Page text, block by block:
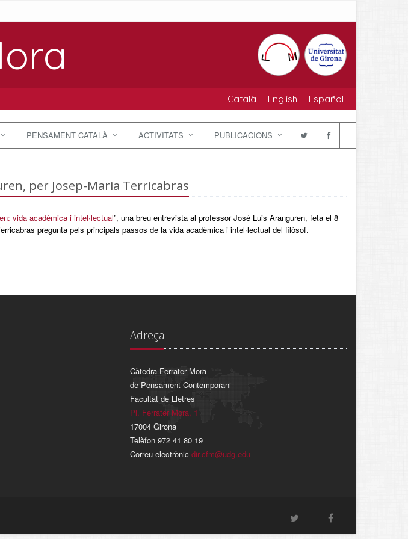
Català English Español
PENSAMENT CATALÀ ACTIVITATS PUBLICACIONS
per Josep-Maria Terricabras
vida acadèmica i intel·lectual”, una breu entrevista al professor José Luis Aranguren, feta el 8
pregunta pels principals passos de la vida acadèmica i intel·lectual del filòsof.
Adreça
Càtedra Ferrater Mora
de Pensament Contemporani
Facultat de Lletres
Pl. Ferrater Mora, 1
17004 Girona
Telèfon 972 41 80 19
Correu electrònic dir.cfm@udg.edu